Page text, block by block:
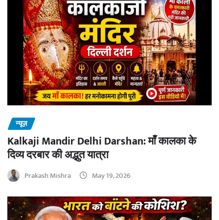
न्यूज़
Kalkaji Mandir Delhi Darshan: माँ कालका के
दिव्य दरबार की अद्भुत यात्रा
Prakash Mishra May 19, 2026